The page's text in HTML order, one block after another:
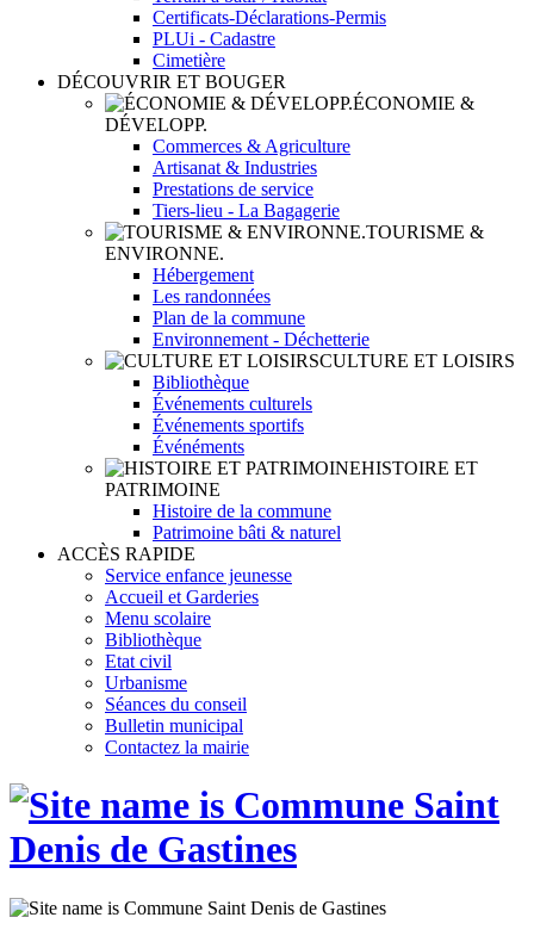
Certificats-Déclarations-Permis
PLUi - Cadastre
Cimetière
DÉCOUVRIR ET BOUGER
ÉCONOMIE &
DÉVELOPP.
Commerces & Agriculture
Artisanat & Industries
Prestations de service
Tiers-lieu - La Bagagerie
TOURISME &
ENVIRONNE.
Hébergement
Les randonnées
Plan de la commune
Environnement - Déchetterie
CULTURE ET LOISIRS
Bibliothèque
Événements culturels
Événements sportifs
Événéments
HISTOIRE ET
PATRIMOINE
Histoire de la commune
Patrimoine bâti & naturel
ACCÈS RAPIDE
Service enfance jeunesse
Accueil et Garderies
Menu scolaire
Bibliothèque
Etat civil
Urbanisme
Séances du conseil
Bulletin municipal
Contactez la mairie